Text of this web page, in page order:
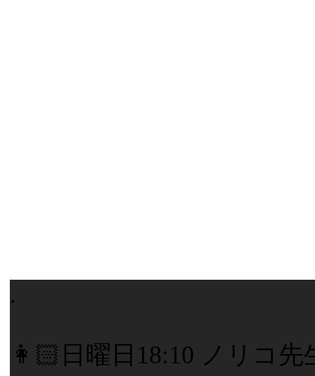
.
👩🏻日曜日18:10 ノリコ